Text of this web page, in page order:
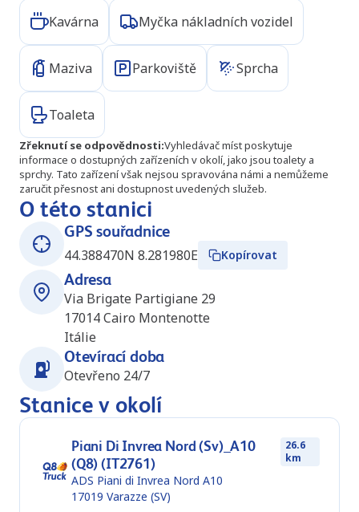
Kavárna Myčka nákladních vozidel
Maziva Parkoviště Sprcha
Toaleta
Zřeknutí se odpovědnosti:Vyhledávač míst poskytuje
informace o dostupných zařízeních v okolí, jako jsou toalety a
sprchy. Tato zařízení však nejsou spravována námi a nemůžeme
zaručit přesnost ani dostupnost uvedených služeb.
O této stanici
GPS souřadnice
44.388470N 8.281980E
Kopírovat
Adresa
Via Brigate Partigiane 29
17014Cairo Montenotte
Itálie
Otevírací doba
Otevřeno 24/7
Stanice v okolí
Piani Di Invrea Nord (Sv)_A10
(Q8) (IT2761)
26.6
km
ADS Piani di Invrea Nord A10
17019 Varazze (SV)